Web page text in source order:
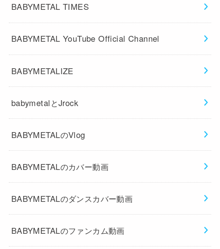
BABYMETAL TIMES
BABYMETAL YouTube Official Channel
BABYMETALIZE
babymetalとJrock
BABYMETALのVlog
BABYMETALのカバー動画
BABYMETALのダンスカバー動画
BABYMETALのファンカム動画